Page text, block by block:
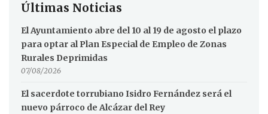
Últimas Noticias
El Ayuntamiento abre del 10 al 19 de agosto el plazo
para optar al Plan Especial de Empleo de Zonas
Rurales Deprimidas
07/08/2026
El sacerdote torrubiano Isidro Fernández será el
nuevo párroco de Alcázar del Rey